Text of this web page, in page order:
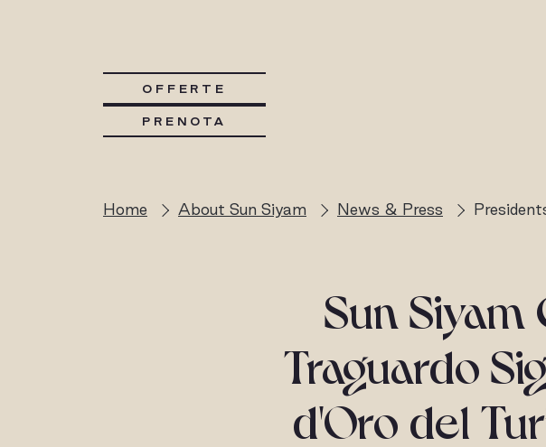
OFFERTE
PRENOTA
Home About Sun Siyam News & Press
Sun
Traguardo
d'Oro del